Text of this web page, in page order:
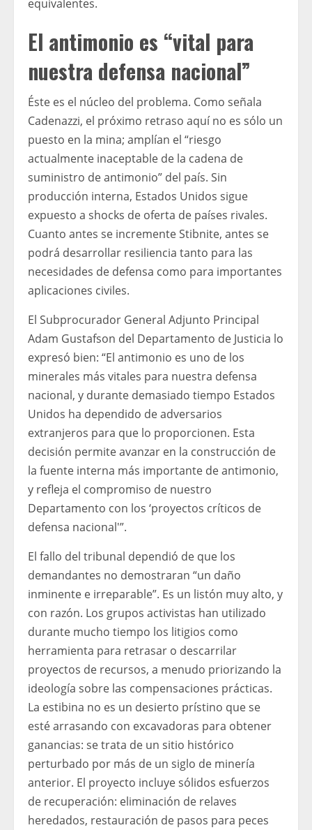
equivalentes.
El antimonio es “vital para
nuestra defensa nacional”
Éste es el núcleo del problema. Como señala
Cadenazzi, el próximo retraso aquí no es sólo un
puesto en la mina; amplían el “riesgo
actualmente inaceptable de la cadena de
suministro de antimonio” del país. Sin
producción interna, Estados Unidos sigue
expuesto a shocks de oferta de países rivales.
Cuanto antes se incremente Stibnite, antes se
podrá desarrollar resiliencia tanto para las
necesidades de defensa como para importantes
aplicaciones civiles.
El Subprocurador General Adjunto Principal
Adam Gustafson del Departamento de Justicia lo
expresó bien: “El antimonio es uno de los
minerales más vitales para nuestra defensa
nacional, y durante demasiado tiempo Estados
Unidos ha dependido de adversarios
extranjeros para que lo proporcionen. Esta
decisión permite avanzar en la construcción de
la fuente interna más importante de antimonio,
y refleja el compromiso de nuestro
Departamento con los ‘proyectos críticos de
defensa nacional'”.
El fallo del tribunal dependió de que los
demandantes no demostraran “un daño
inminente e irreparable”. Es un listón muy alto, y
con razón. Los grupos activistas han utilizado
durante mucho tiempo los litigios como
herramienta para retrasar o descarrilar
proyectos de recursos, a menudo priorizando la
ideología sobre las compensaciones prácticas.
La estibina no es un desierto prístino que se
esté arrasando con excavadoras para obtener
ganancias: se trata de un sitio histórico
perturbado por más de un siglo de minería
anterior. El proyecto incluye sólidos esfuerzos
de recuperación: eliminación de relaves
heredados, restauración de pasos para peces